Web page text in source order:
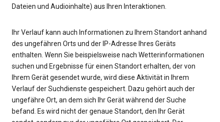
Dateien und Audioinhalte) aus Ihren Interaktionen.
Ihr Verlauf kann auch Informationen zu Ihrem Standort anhand
des ungefähren Orts und der IP-Adresse Ihres Geräts
enthalten. Wenn Sie beispielsweise nach Wetterinformationen
suchen und Ergebnisse für einen Standort erhalten, der von
Ihrem Gerät gesendet wurde, wird diese Aktivität in Ihrem
Verlauf der Suchdienste gespeichert. Dazu gehört auch der
ungefähre Ort, an dem sich Ihr Gerät während der Suche
befand. Es wird nicht der genaue Standort, den Ihr Gerät